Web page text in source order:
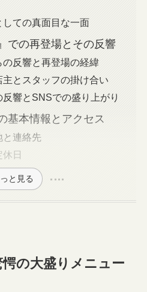
ての真面目な一面
での再登場とその反響
反響と再登場の経緯
とスタッフの掛け合い
響とSNSでの盛り上がり
基本情報とアクセス
と連絡先
日
と見る
愕の大盛りメニュー